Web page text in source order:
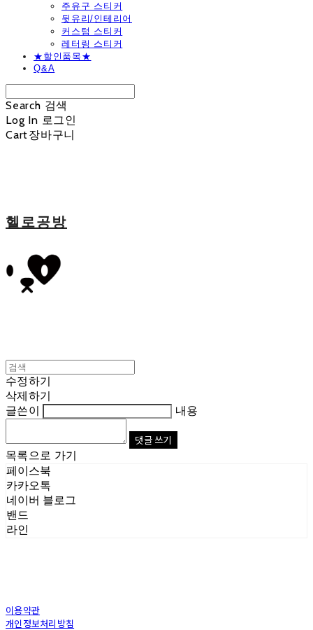
주유구 스티커
뒷유리/인테리어
커스텀 스티커
레터링 스티커
★할인품목★
Q&A
Search 검색
Log In 로그인
Cart장바구니
헬로공방
수정하기
삭제하기
글쓴이
내용
댓글 쓰기
목록으로 가기
페이스북
카카오톡
네이버 블로그
밴드
라인
이용약관
개인정보처리방침